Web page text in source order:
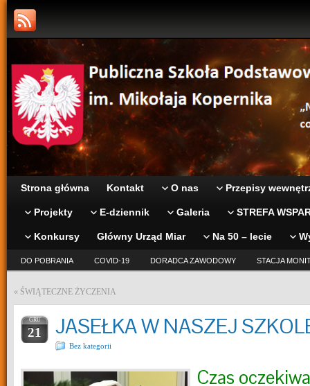
Strona główna Kontakt O nas Przepisy
Projekty E-dziennik Galeria STREFA
Konkursy Główny Urząd Miar Na 50 – lecie
DO POBRANIA COVID-19 DORADCA ZAWODOWY STACJA
« ŚWIĄTECZNE ŻYCZENIA
GRU
21 JASEŁKA W NASZEJ
Bez kategorii
Czas